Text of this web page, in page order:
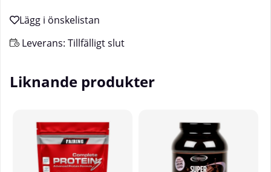
Leverans: Tillfälligt slut
Liknande produkter